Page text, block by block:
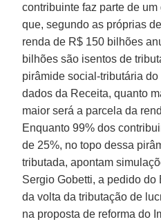
contribuinte faz parte de
que, segundo as próprias
renda de R$ 150 bilhões
bilhões são isentos de
pirâmide social-tributária
dados da Receita, quanto
maior será a parcela da
Enquanto 99% dos
de 25%, no topo dessa
tributada, apontam
Sergio Gobetti, a pedido do
da volta da tributação de
na proposta de reforma do